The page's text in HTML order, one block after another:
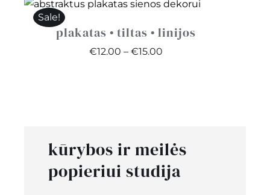
through
Sale!
plakatas • tiltas • linijos
€12.00 – €15.00
kūrybos ir meilės
popieriui studija